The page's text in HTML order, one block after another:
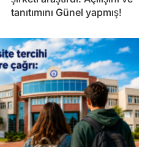
tanıtımını Günel yapmış!